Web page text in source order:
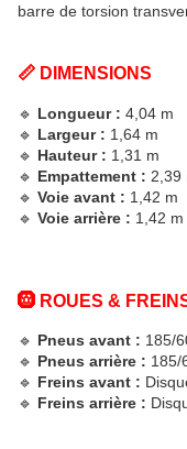
barre de torsion
📏 DIMENSIONS
🔹 Longueur : 4,04 m
🔹 Largeur : 1,64 m
🔹 Hauteur : 1,31 m
🔹 Empattement : 2,39
🔹 Voie avant : 1,42 m
🔹 Voie arrière : 1,42 m
🛞 ROUES &
🔹 Pneus avant : 185/
🔹 Pneus arrière : 185/
🔹 Freins avant :
🔹 Freins arrière :